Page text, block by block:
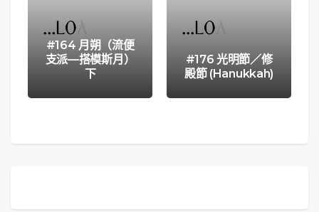
#164 月朔（流便
支派—搭模斯月）
下
#176 光明節／修
殿節 (Hanukkah)